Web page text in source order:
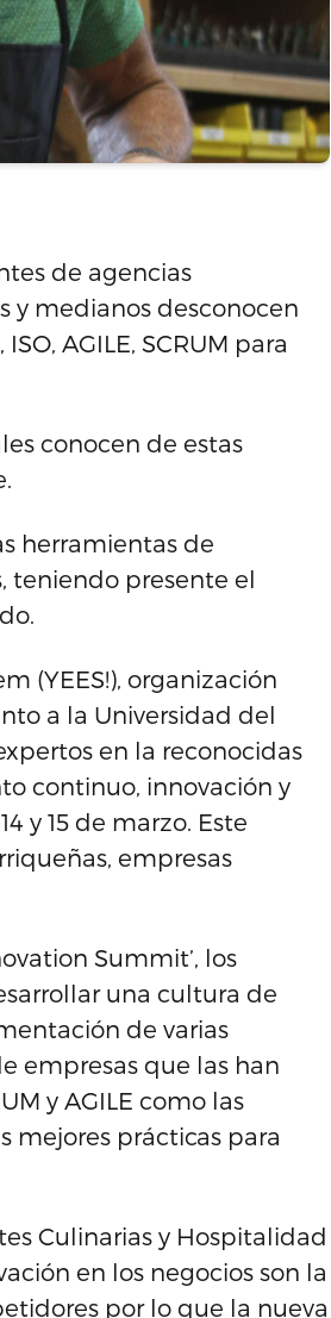
de agencias
y medianos desconocen
AGILE, SCRUM para
conocen de estas
herramientas de
teniendo presente el
(YEES!), organización
a la Universidad del
en la reconocidas
continuo, innovación y
y 15 de marzo. Este
empresas
Summit’, los
una cultura de
de varias
empresas que las han
y AGILE como las
mejores prácticas para
Culinarias y Hospitalidad
en los negocios son la
por lo que la nueva